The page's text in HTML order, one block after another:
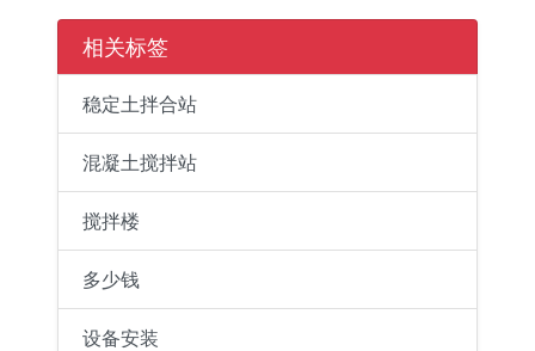
相关标签
稳定土拌合站
混凝土搅拌站
搅拌楼
多少钱
设备安装